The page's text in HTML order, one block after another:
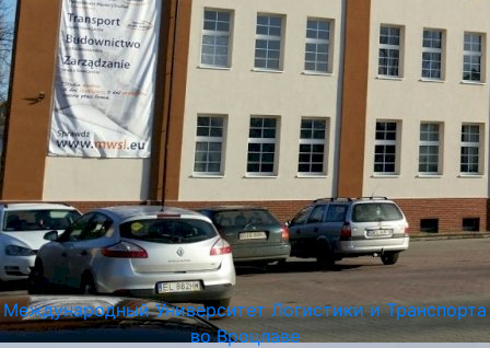
Ягеллонский Университет в Кракове
Краков, Польша
Международный Университет Логистики и Транспорта
во Вроцлаве